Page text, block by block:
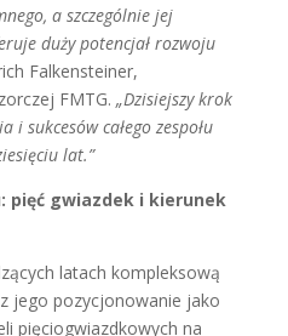
a szczególnie jej
duży potencjał rozwoju
Falkensteiner,
FMTG. „Dzisiejszy krok
i sukcesów całego zespołu
lat.”
pięć gwiazdek i kierunek
latach kompleksową
jego pozycjonowanie jako
pięciogwiazdkowych na